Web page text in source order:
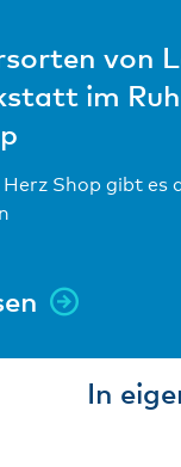
von
im
Shop gibt es
In